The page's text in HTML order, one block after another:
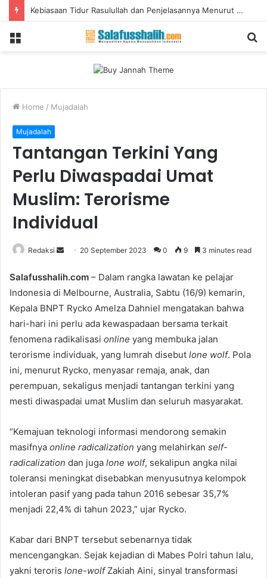
Momen Kemerdekaan, Agustus, dan Keniscayaan untuk Mewaspadai Terorisme
Home / Mujadalah
Mujadalah
Tantangan Terkini Yang
Perlu Diwaspadai Umat
Muslim: Terorisme
Individual
Redaksi
n
d
a
n
e
m
20 September 2023 0 9 3 minutes read
Salafusshalih.com – Dalam rangka lawatan ke pelajar
Indonesia di Melbourne, Australia, Sabtu (16/9) kemarin,
Kepala BNPT Rycko Amelza Dahniel mengatakan bahwa
hari-hari ini perlu ada kewaspadaan bersama terkait
fenomena radikalisasi online yang membuka jalan
terorisme individuak, yang lumrah disebut lone wolf. Pola
ini, menurut Rycko, menyasar remaja, anak, dan
perempuan, sekaligus menjadi tantangan terkini yang
mesti diwaspadai umat Muslim dan seluruh masyarakat.
“Kemajuan teknologi informasi mendorong semakin
masifnya online radicalization yang melahirkan self-
radicalization dan juga lone wolf, sekalipun angka nilai
toleransi meningkat disebabkan menyusutnya kelompok
intoleran pasif yang pada tahun 2016 sebesar 35,7%
menjadi 22,4% di tahun 2023,” ujar Rycko.
Kabar dari BNPT tersebut sebenarnya tidak
mencengangkan. Sejak kejadian di Mabes Polri tahun lalu,
yakni teroris lone-wolfZakiah Aini, sinyal transformasi